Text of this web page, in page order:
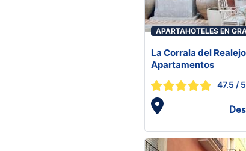
APARTAHOTELES EN
La Corrala del
Apartamentos
47.5 / 5